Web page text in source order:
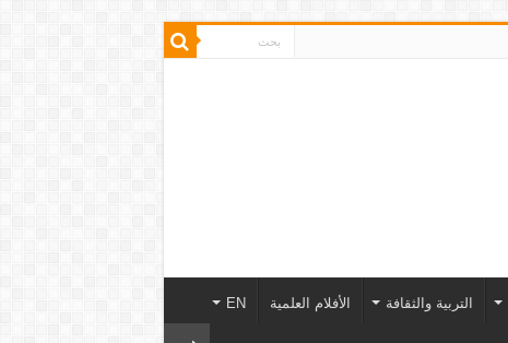
التربية والثقافة الأفلام العلمية EN